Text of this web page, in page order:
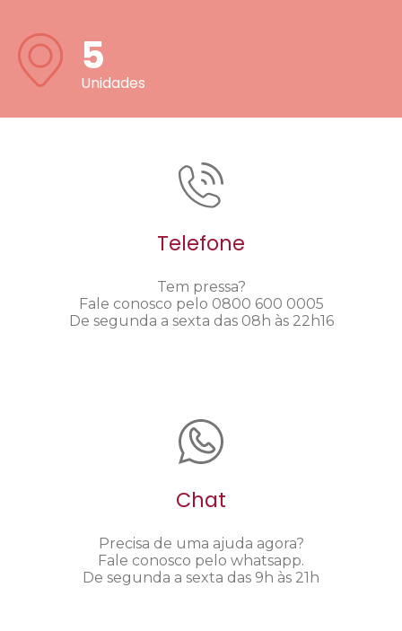
5
Unidades
Telefone
Tem pressa?
Fale conosco pelo 0800 600 0005
De segunda a sexta das 08h às 22h16
Chat
Precisa de uma ajuda agora?
Fale conosco pelo whatsapp.
De segunda a sexta das 9h às 21h